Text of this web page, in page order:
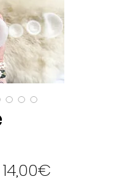
14,00€